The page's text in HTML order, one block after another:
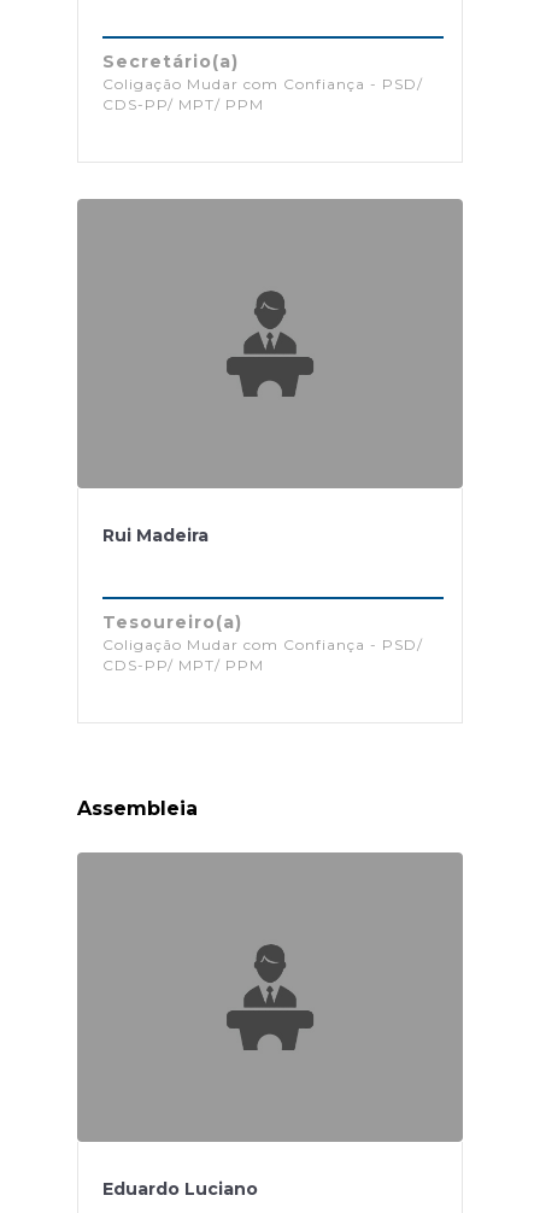
Secretário(a)
Coligação Mudar com Confiança - PSD/
CDS-PP/ MPT/ PPM
Rui Madeira
Tesoureiro(a)
Coligação Mudar com Confiança - PSD/
CDS-PP/ MPT/ PPM
Assembleia
Eduardo Luciano